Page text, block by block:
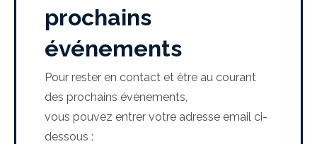
prochains
événements
Pour rester en contact et être au courant
des prochains événements,
vous pouvez entrer votre adresse email ci-
dessous :